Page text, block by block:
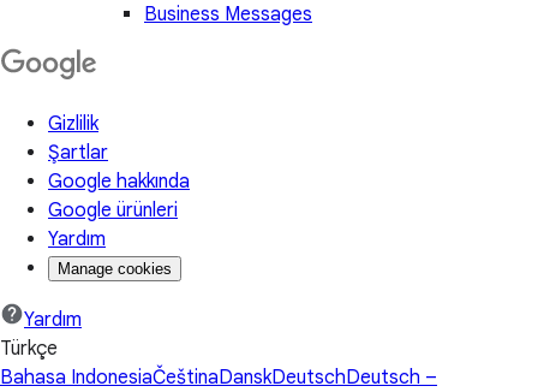
Business Messages
Gizlilik
Şartlar
Google hakkında
Google ürünleri
Yardım
Manage cookies
Yardım
Türkçe
Bahasa IndonesiaČeštinaDanskDeutschDeutsch –